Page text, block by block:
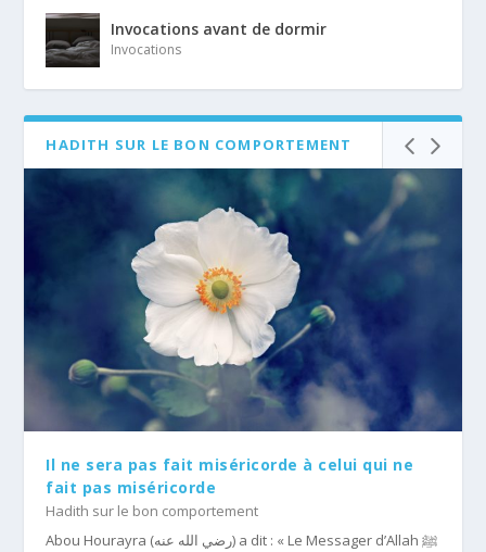
Invocations avant de dormir
Invocations
HADITH SUR LE BON COMPORTEMENT
Il ne sera pas fait miséricorde à celui qui ne
fait pas miséricorde
Hadith sur le bon comportement
Abou Hourayra (رضي الله عنه) a dit : « Le Messager d’Allah ﷺ